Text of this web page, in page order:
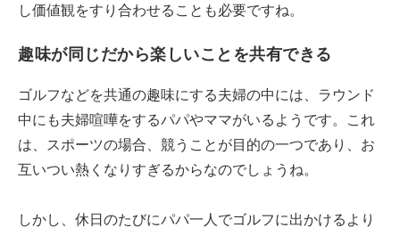
し価値観をすり合わせることも必要ですね。
趣味が同じだから楽しいことを共有できる
ゴルフなどを共通の趣味にする夫婦の中には、ラウンド
中にも夫婦喧嘩をするパパやママがいるようです。これ
は、スポーツの場合、競うことが目的の一つであり、お
互いつい熱くなりすぎるからなのでしょうね。
しかし、休日のたびにパパ一人でゴルフに出かけるより